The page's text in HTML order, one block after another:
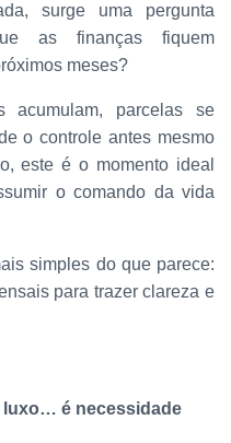
surge uma pergunta
as finanças fiquem
meses?
acumulam, parcelas se
o controle antes mesmo
este é o momento ideal
o comando da vida
simples do que parece:
para trazer clareza e
luxo… é necessidade